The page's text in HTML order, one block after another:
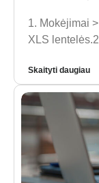
1. Mokėjimai
XLS
Skaityti daugiau